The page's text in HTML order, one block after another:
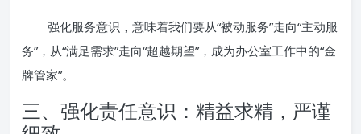
强化服务意识，意味着我们要从“被动服务”走向“主动服
务”，从“满足需求”走向“超越期望”，成为办公室工作中的“金
牌管家”。
三、强化责任意识：精益求精，严谨